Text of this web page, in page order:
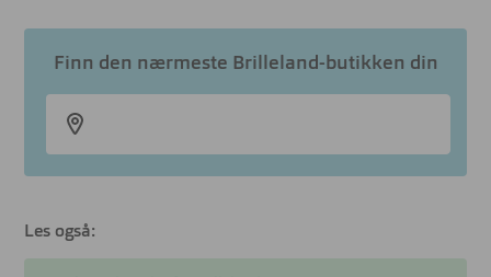
Finn den nærmeste Brilleland-butikken din
Les også: